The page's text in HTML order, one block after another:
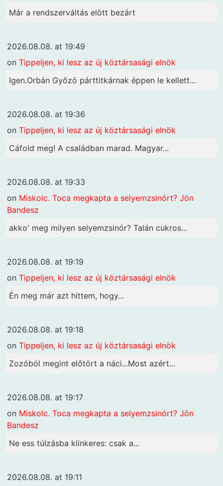
Már a rendszerváltás elött bezárt
2026.08.08. at 19:49
on Tippeljen, ki lesz az új köztársasági elnök
Igen.Orbán Győzö párttitkárnak éppen le kellett...
2026.08.08. at 19:36
on Tippeljen, ki lesz az új köztársasági elnök
Cáfold meg! A családban marad. Magyar...
2026.08.08. at 19:33
on Miskolc. Toca megkapta a selyemzsinórt? Jön
Bandesz
akko' meg milyen selyemzsinór? Talán cukros...
2026.08.08. at 19:19
on Tippeljen, ki lesz az új köztársasági elnök
Én meg már azt hittem, hogy...
2026.08.08. at 19:18
on Tippeljen, ki lesz az új köztársasági elnök
Zozóból megint előtört a náci...Most azért...
2026.08.08. at 19:17
on Miskolc. Toca megkapta a selyemzsinórt? Jön
Bandesz
Ne ess túlzásba klinkeres: csak a...
2026.08.08. at 19:11